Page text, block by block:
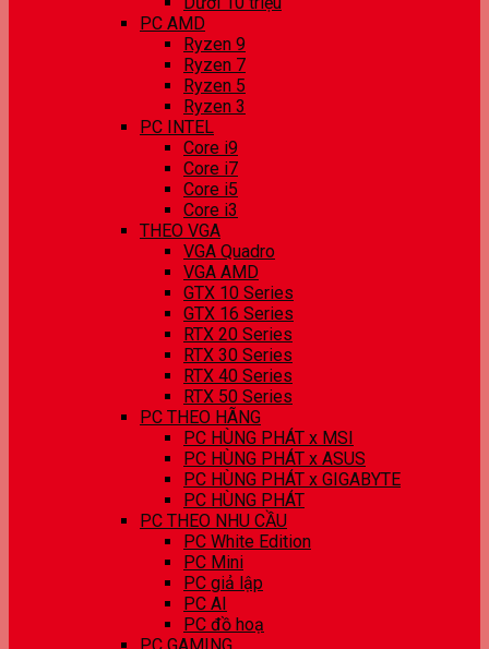
PC AMD
Ryzen 9
Ryzen 7
Ryzen 5
Ryzen 3
PC INTEL
Core i9
Core i7
Core i5
Core i3
THEO VGA
VGA Quadro
VGA AMD
GTX 10 Series
GTX 16 Series
RTX 20 Series
RTX 30 Series
RTX 40 Series
RTX 50 Series
PC THEO HÃNG
PC HÙNG PHÁT x MSI
PC HÙNG PHÁT x ASUS
PC HÙNG PHÁT x GIGABYTE
PC HÙNG PHÁT
PC THEO NHU CẦU
PC White Edition
PC Mini
PC giả lập
PC AI
PC đồ hoạ